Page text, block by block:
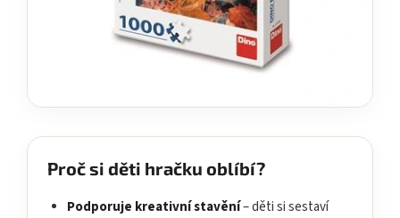
Proč si děti hračku oblíbí?
Podporuje kreativní stavění– děti si sestaví